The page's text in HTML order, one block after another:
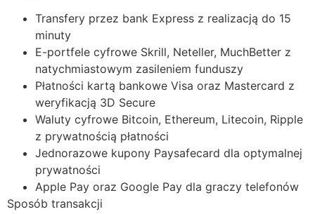
Transfery przez bank Express z realizacją do 15
minuty
E-portfele cyfrowe Skrill, Neteller, MuchBetter z
natychmiastowym zasileniem funduszy
Płatności kartą bankowe Visa oraz Mastercard z
weryfikacją 3D Secure
Waluty cyfrowe Bitcoin, Ethereum, Litecoin, Ripple
z prywatnością płatności
Jednorazowe kupony Paysafecard dla optymalnej
prywatności
Apple Pay oraz Google Pay dla graczy telefonów
Sposób transakcji